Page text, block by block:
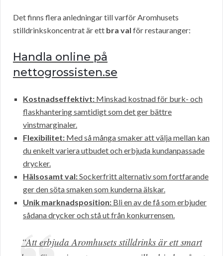
Det finns flera anledningar till varför Aromhusets
stilldrinkskoncentrat är ett bra val för restauranger:
Handla online på
nettogrossisten.se
Kostnadseffektivt: Minskad kostnad för burk- och
flaskhantering samtidigt som det ger bättre
vinstmarginaler.
Flexibilitet: Med så många smaker att välja mellan kan
du enkelt variera utbudet och erbjuda kundanpassade
drycker.
Hälsosamt val:Sockerfritt alternativ som fortfarande
ger den söta smaken som kunderna älskar.
Unik marknadsposition: Bli en av de få som erbjuder
sådana drycker och stå ut från konkurrensen.
“Att erbjuda Aromhusets stilldrinks är ett smart